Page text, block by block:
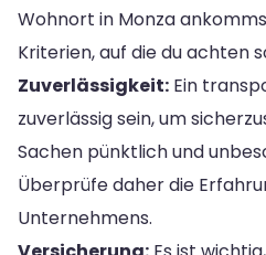
Wohnort in Monza
Kriterien, auf die du achten
Zuverlässigkeit: Ein
zuverlässig sein, um
Sachen pünktlich und
Überprüfe daher die
Unternehmens.